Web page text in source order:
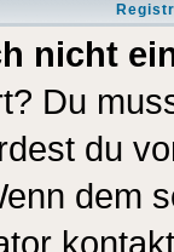
nicht
Du
du
dem